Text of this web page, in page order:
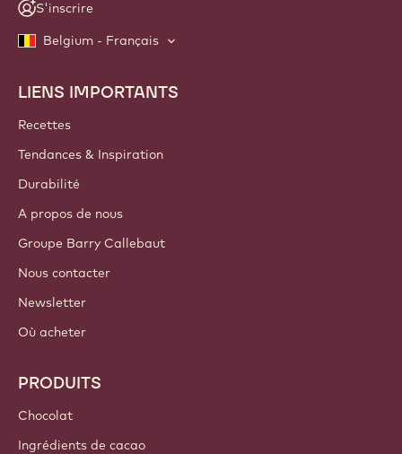
S'inscrire
Belgium - Français
Footer
Callebaut
LIENS IMPORTANTS
Recettes
Tendances & Inspiration
Durabilité
A propos de nous
Groupe Barry Callebaut
Nous contacter
Newsletter
Où acheter
PRODUITS
Chocolat
Ingrédients de cacao